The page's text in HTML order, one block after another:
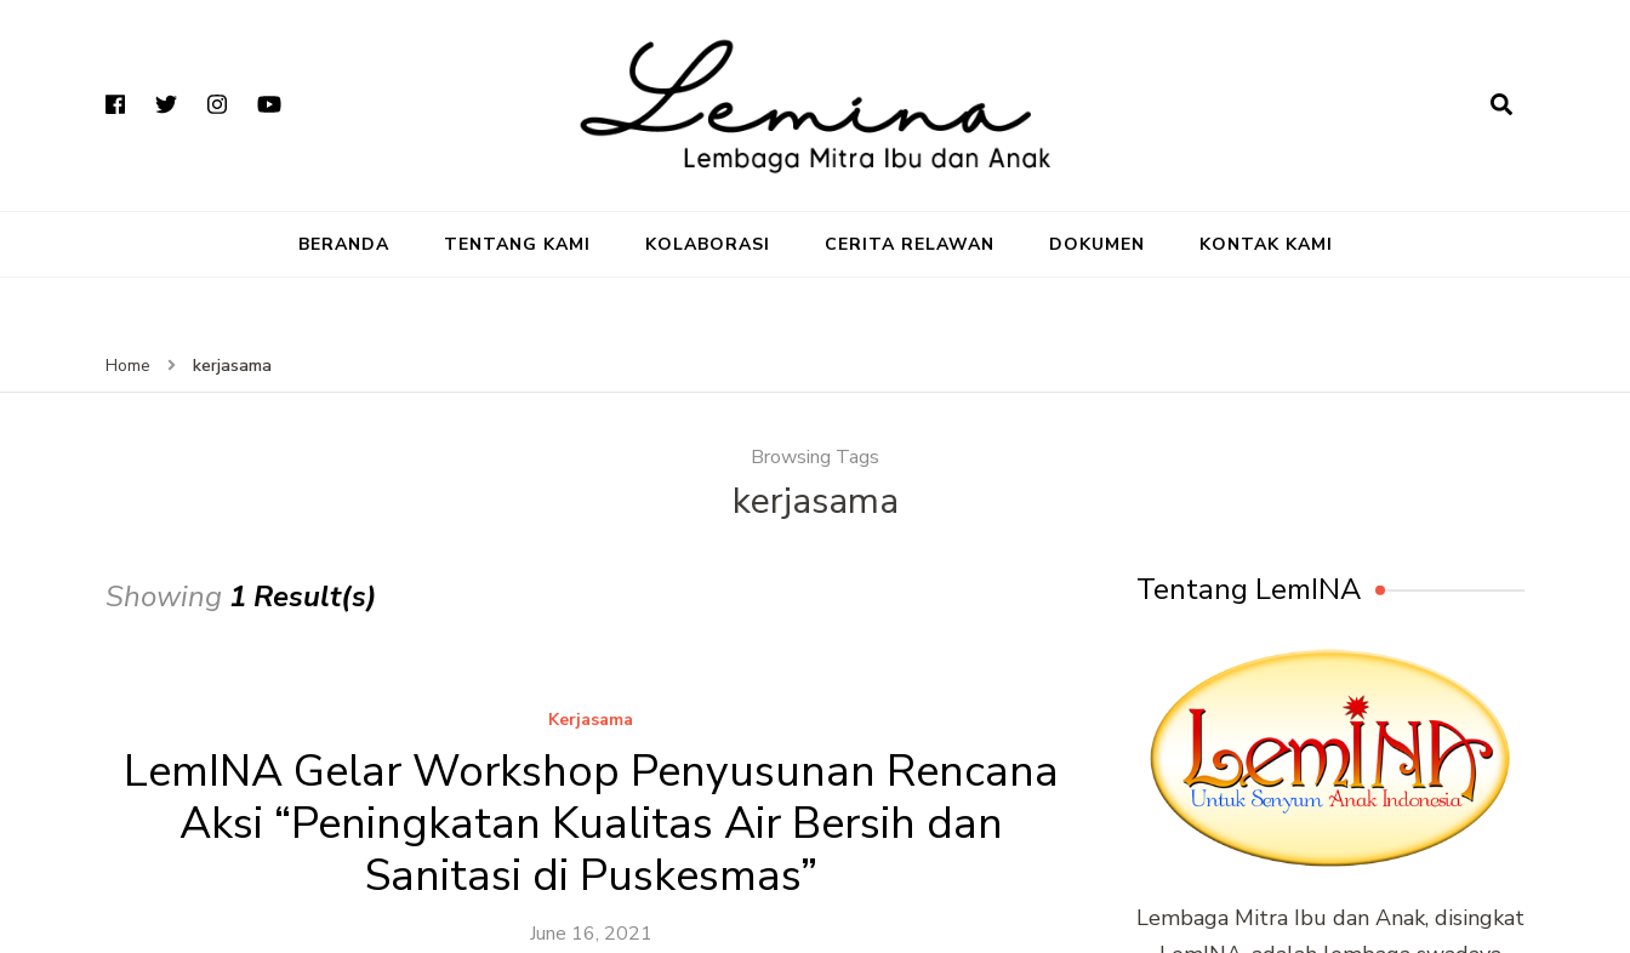
BERANDA TENTANG KAMI KOLABORASI CERITA RELAWAN DOKUMEN KONTAK KAMI
Home kerjasama
Browsing Tags
kerjasama
Showing 1 Result(s)
Kerjasama
LemINA Gelar Workshop Penyusunan Rencana
Aksi “Peningkatan Kualitas Air Bersih dan
Sanitasi di Puskesmas”
June 16, 2021
Tentang LemINA
Lembaga Mitra Ibu dan Anak, disingkat